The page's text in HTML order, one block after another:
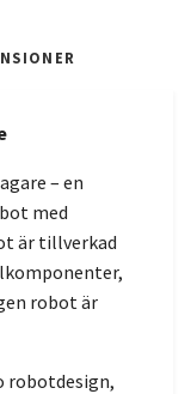
– en
med
är tillverkad
robot är
robotdesign,